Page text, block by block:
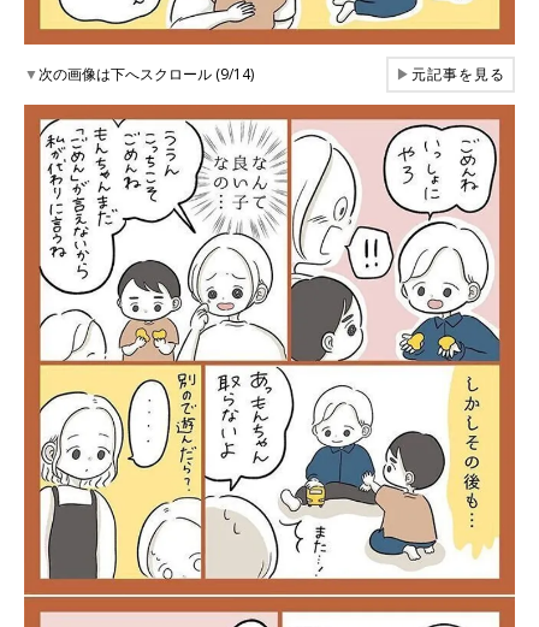
▼次の画像は下へスクロール (9/14) ▶元記事を見る